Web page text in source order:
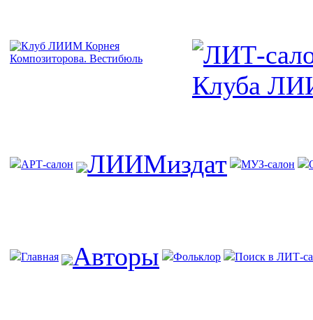
АРТ-салон ЛИИМиздат МУЗ-салон
Главная Авторы Фольклор Поиск в ЛИТ-